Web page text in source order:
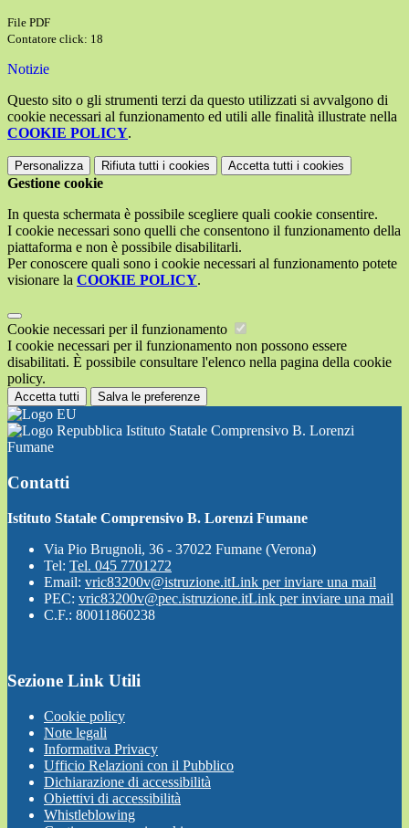
File PDF
Contatore click: 18
Notizie
Questo sito o gli strumenti terzi da questo utilizzati si avvalgono di
cookie necessari al funzionamento ed utili alle finalità illustrate nella
COOKIE POLICY.
Personalizza Rifiuta tutti i cookies Accetta tutti i cookies
Gestione cookie
In questa schermata è possibile scegliere quali cookie consentire.
I cookie necessari sono quelli che consentono il funzionamento della
piattaforma e non è possibile disabilitarli.
Per conoscere quali sono i cookie necessari al funzionamento potete
visionare la COOKIE POLICY.
Cookie necessari per il funzionamento
I cookie necessari per il funzionamento non possono essere
disabilitati. È possibile consultare l'elenco nella pagina della cookie
policy.
Accetta tutti Salva le preferenze
Istituto Statale Comprensivo B. Lorenzi
Fumane
Contatti
Istituto Statale Comprensivo B. Lorenzi Fumane
Via Pio Brugnoli, 36 - 37022 Fumane (Verona)
Tel: Tel. 045 7701272
Email: vric83200v@istruzione.itLink per inviare una mail
PEC: vric83200v@pec.istruzione.itLink per inviare una mail
C.F.: 80011860238
Sezione Link Utili
Cookie policy
Note legali
Informativa Privacy
Ufficio Relazioni con il Pubblico
Dichiarazione di accessibilità
Obiettivi di accessibilità
Whistleblowing